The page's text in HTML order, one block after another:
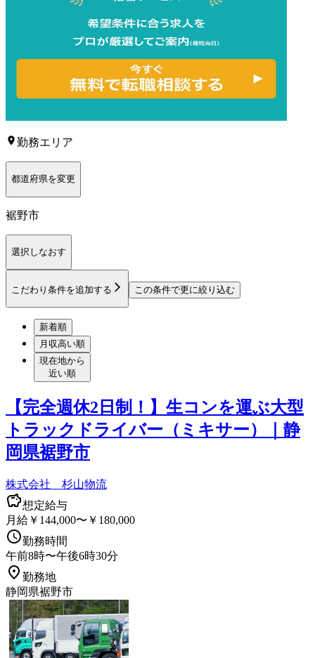
勤務エリア
都道府県を変更
裾野市
選択しなおす
こだわり条件を追加する この条件で更に絞り込む
新着順
月収高い順
現在地から
近い順
【完全週休2日制！】生コンを運ぶ大型
トラックドライバー（ミキサー）｜静
岡県裾野市
株式会社 杉山物流
想定給与
月給￥144,000〜￥180,000
勤務時間
午前8時〜午後6時30分
勤務地
静岡県裾野市